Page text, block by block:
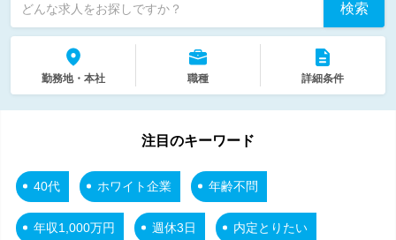
どんな求人をお探しですか？ 検索
勤務地・本社 職種 詳細条件
注目のキーワード
40代 ホワイト企業 年齢不問
年収1,000万円 週休3日 内定とりたい